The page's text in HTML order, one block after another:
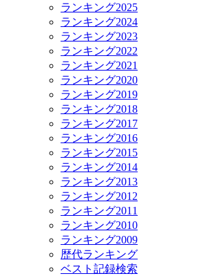
ランキング2025
ランキング2024
ランキング2023
ランキング2022
ランキング2021
ランキング2020
ランキング2019
ランキング2018
ランキング2017
ランキング2016
ランキング2015
ランキング2014
ランキング2013
ランキング2012
ランキング2011
ランキング2010
ランキング2009
歴代ランキング
ベスト記録検索